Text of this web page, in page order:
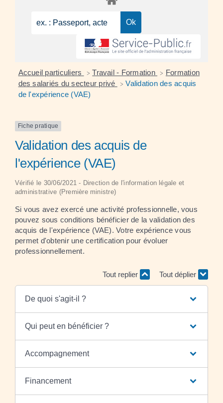
Accueil particuliers > Travail - Formation > Formation
des salariés du secteur privé
> Validation des acquis
de l'expérience (VAE)
Fiche pratique
Validation des acquis de
l'expérience (VAE)
Vérifié le 30/06/2021 - Direction de l'information légale et
administrative (Première ministre)
Si vous avez exercé une activité professionnelle, vous
pouvez sous conditions bénéficier de la validation des
acquis de l'expérience (VAE). Votre expérience vous
permet d'obtenir une certification pour évoluer
professionnellement.
Tout replier Tout déplier
De quoi s'agit-il ?
Qui peut en bénéficier ?
Accompagnement
Financement